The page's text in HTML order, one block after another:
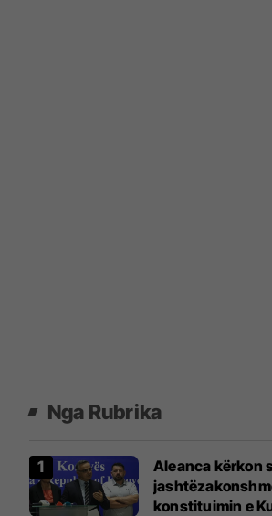
Nga Rubrika
Aleanca kërkon
konstituimin e